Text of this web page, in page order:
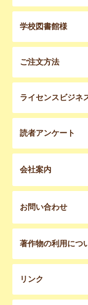
学校図書館様
ご注文方法
ライセンスビジネ
読者アンケート
会社案内
お問い合わせ
著作物の利用につ
リンク